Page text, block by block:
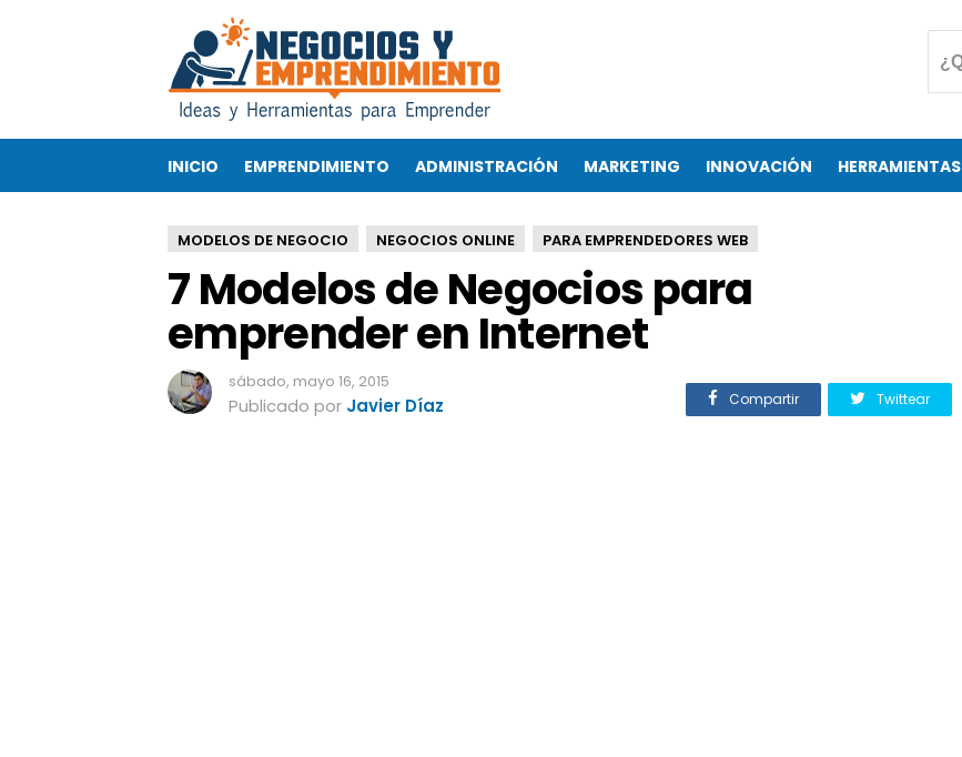
o
o
s
d
e
N
e
g
o
c
i
INICIO EMPRENDIMIENTO ADMINISTRACIÓN MARKETING INNOVACIÓN HERRAMIENTAS
MODELOS DE NEGOCIO NEGOCIOS ONLINE PARA EMPRENDEDORES WEB
7 Modelos de Negocios para
emprender en Internet
sábado, mayo 16, 2015
Publicado por Javier Díaz Compartir Twittear